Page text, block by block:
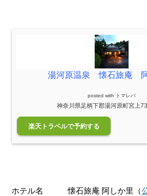
湯河原温泉 懐石旅庵
posted with トマレバ
神奈川県足柄下郡湯河原町宮上
楽天トラベルで予約する
ホテル名 懐石旅庵 阿しか里（